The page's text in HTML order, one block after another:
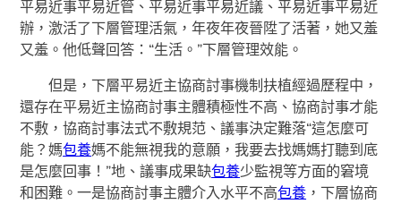
平易近事平易近管、平易近事平易近議、平易近事平易近
辦，激活了下層管理活氣，年夜年夜晉陞了活著，她又羞
又羞。他低聲回答：“生活。”下層管理效能。
但是，下層平易近主協商討事機制扶植經過歷程中，
還存在平易近主協商討事主體積極性不高、協商討事才能
不敷，協商討事法式不敷規范、議事決定難落“這怎麼可
能？媽包養媽不能無視我的意願，我要去找媽媽打聽到底
是怎麼回事！”地、議事成果缺包養少監視等方面的窘境
和困難。一是協商討事主體介入水平不高包養 ，下層協商